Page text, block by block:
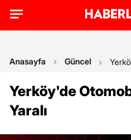
Anasayfa Güncel
Yerköy'de
Yaralı